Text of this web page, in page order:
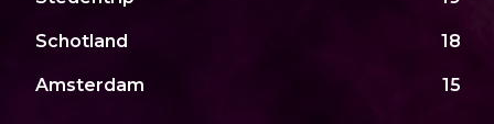
Schotland 18
Amsterdam 15